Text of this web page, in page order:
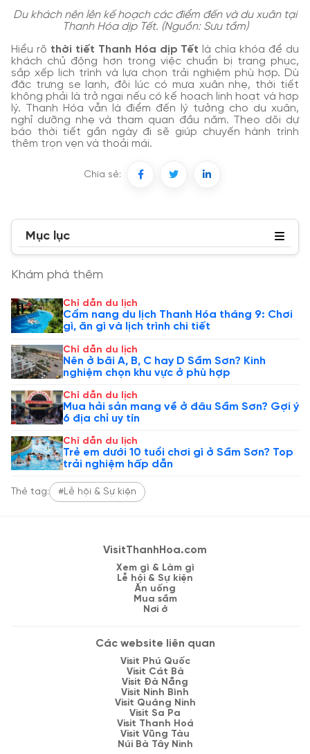
Du khách nên lên kế hoạch các điểm đến và du xuân tại
Thanh Hóa dịp Tết. (Nguồn: Sưu tầm)
Hiểu rõ thời tiết Thanh Hóa dịp Tết là chìa khóa để du
khách chủ động hơn trong việc chuẩn bị trang phục,
sắp xếp lịch trình và lựa chọn trải nghiệm phù hợp. Dù
đặc trưng se lạnh, đôi lúc có mưa xuân nhẹ, thời tiết
không phải là trở ngại nếu có kế hoạch linh hoạt và hợp
lý. Thanh Hóa vẫn là điểm đến lý tưởng cho du xuân,
nghỉ dưỡng nhẹ và tham quan đầu năm. Theo dõi dự
báo thời tiết gần ngày đi sẽ giúp chuyến hành trình
thêm trọn vẹn và thoải mái.
Chia sẻ:
Mục lục
Khám phá thêm
Chỉ dẫn du lịch
Cẩm nang du lịch Thanh Hóa tháng 9: Chơi
gì, ăn gì và lịch trình chi tiết
Chỉ dẫn du lịch
Nên ở bãi A, B, C hay D Sầm Sơn? Kinh
nghiệm chọn khu vực ở phù hợp
Chỉ dẫn du lịch
Mua hải sản mang về ở đâu Sầm Sơn? Gợi ý
6 địa chỉ uy tín
Chỉ dẫn du lịch
Trẻ em dưới 10 tuổi chơi gì ở Sầm Sơn? Top
trải nghiệm hấp dẫn
Thẻ tag: #Lễ hội & Sự kiện
VisitThanhHoa.com
Xem gì & Làm gì
Lễ hội & Sự kiện
Ăn uống
Mua sắm
Nơi ở
Các website liên quan
Visit Phú Quốc
Visit Cát Bà
Visit Đà Nẵng
Visit Ninh Bình
Visit Quảng Ninh
Visit Sa Pa
Visit Thanh Hoá
Visit Vũng Tàu
Núi Bà Tây Ninh